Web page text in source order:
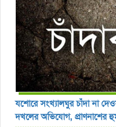
যশোরে সংখ্যালঘুর চাঁদা না
দখলের অভিযোগ, প্রাণনাশের